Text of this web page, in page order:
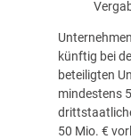
künftig bei
beteiligten
mindestens
50 Mio. €